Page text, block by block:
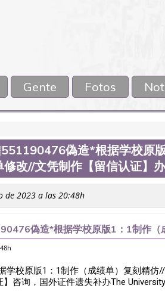
Gente Fotos
偽造*根据学校原
改//文凭制作【留信认证】
de 2023 a las 20:48h
偽造*根据学校原版1：1制作（
信认证】办理【学历认证
学校原版1：1制作（成绩单）复刻精仿
咨询，国外证件遗失补办The